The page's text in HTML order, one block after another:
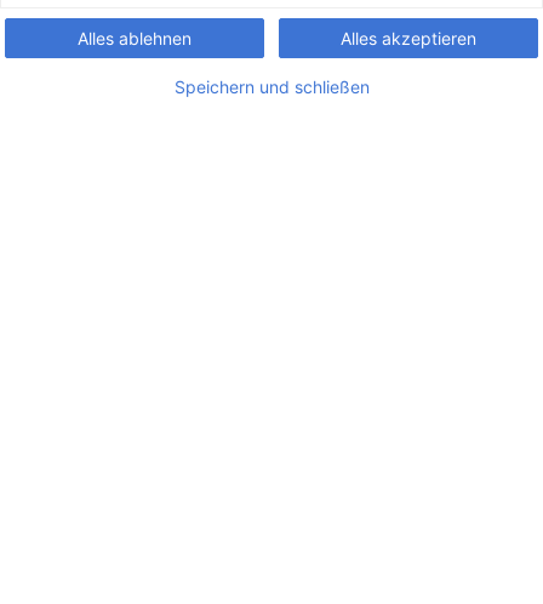
Alles ablehnen Alles akzeptieren
Speichern und schließen